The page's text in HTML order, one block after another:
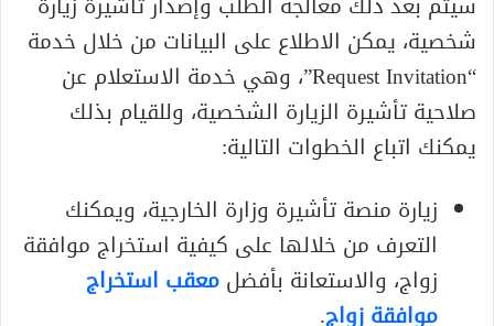
شخصية، يمكن الاطلاع على البيانات من خلال خدمة
“Request Invitation”، وهي خدمة الاستعلام عن
صلاحية تأشيرة الزيارة الشخصية، وللقيام بذلك
يمكنك اتباع الخطوات التالية:
زيارة منصة تأشيرة وزارة الخارجية، ويمكنك
التعرف من خلالها على كيفية استخراج موافقة
زواج، والاستعانة بأفضلمعقب استخراج
موافقة زواج.